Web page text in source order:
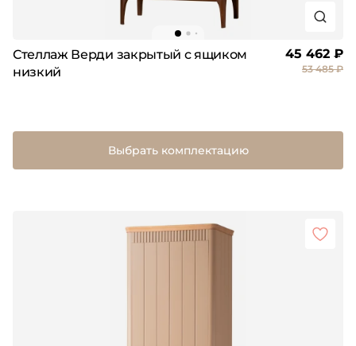
Стеллаж Верди закрытый с ящиком
низкий
45 462 ₽
53 485 ₽
Выбрать комплектацию